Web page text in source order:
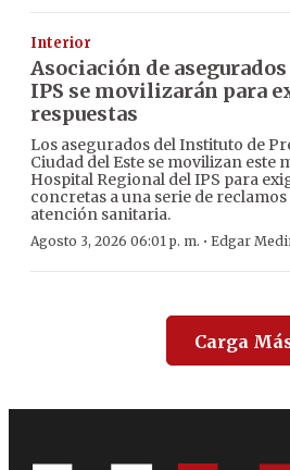
Interior
Asociación de
IPS se movilizarán para
respuestas
Los asegurados del Instituto de
Ciudad del Este se movilizan este
Hospital Regional del IPS para
concretas a una serie de
atención sanitaria.
Agosto 3, 2026 06:01 p. m. · Edgar
Carga